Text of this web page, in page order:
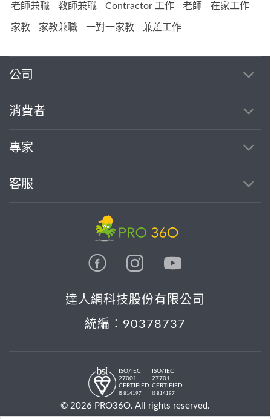
老師兼職 教師兼職 Contractor 工作 老師 在家工作
家教 家教兼職 一對一家教 兼差工作
公司
消費者
專家
客服
達人網科技股份有限公司
統編：90378737
ISO/IEC
27001
CERTIFIED
IS 814197
ISO/IEC
27701
CERTIFIED
IS 814197
© 2026 PRO36O. All rights reserved.